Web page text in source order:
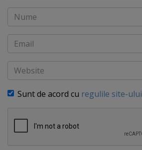
Nume
Email
Website
Sunt de acord cu regulile site-ului